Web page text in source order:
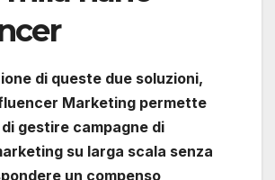
di queste due soluzioni,
Marketing permette
gestire campagne di
su larga scala senza
un compenso